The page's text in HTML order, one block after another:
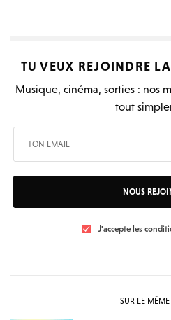
TU VEUX REJOINDRE
Musique, cinéma, sorties : nos
tout
NOUS
J'accepte les
SUR LE MÊME